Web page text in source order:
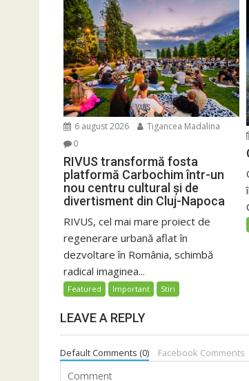
6 august 2026
Tigancea Madalina
0
RIVUS transformă fosta
platformă Carbochim într-un
nou centru cultural și de
divertisment din Cluj-Napoca
RIVUS, cel mai mare proiect de
regenerare urbană aflat în
dezvoltare în România, schimbă
radical imaginea...
Featured Important Stiri
LEAVE A REPLY
Default Comments (0) Facebook Comments